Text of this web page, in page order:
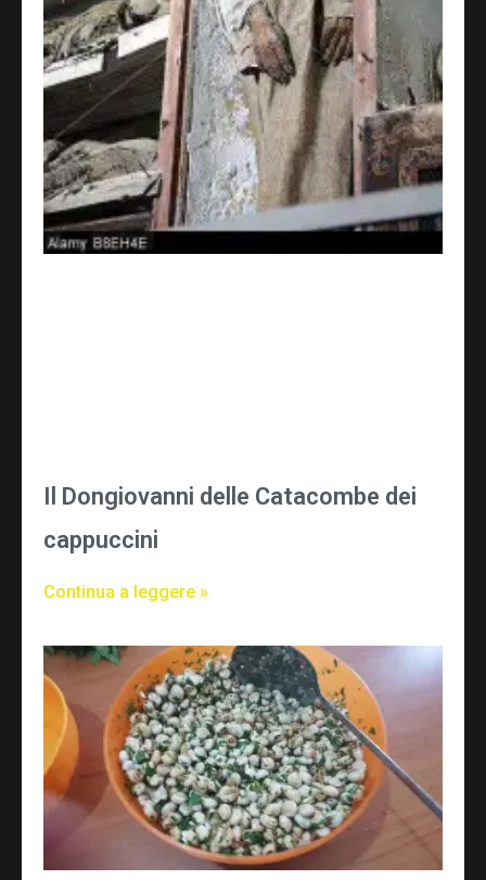
Il Dongiovanni delle Catacombe dei
cappuccini
Continua a leggere »